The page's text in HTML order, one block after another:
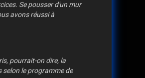
Se pousser d'un mur
avons réussi à
pourrait-on dire, la
le programme de